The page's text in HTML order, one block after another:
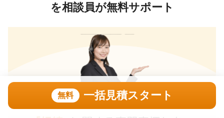
を相談員が無料サポート
無料 一括見積スタート